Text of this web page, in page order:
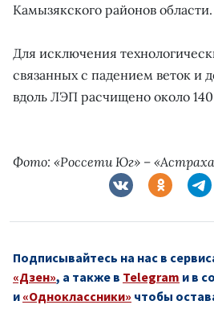
Камызякского районов области.
Для исключения
связанных с падением веток и
вдоль ЛЭП расчищено около 140
Фото: «Россети Юг» –
Подписывайтесь на нас в
«Дзен», а также в Telegram и в
и «Одноклассники» чтобы